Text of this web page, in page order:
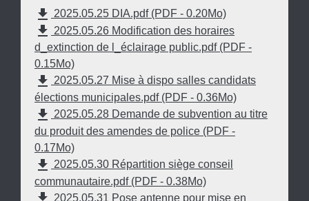
file_download 2025.05.25 DIA.pdf (PDF - 0.20Mo)
file_download 2025.05.26 Modification des horaires
d_extinction de l_éclairage public.pdf (PDF -
0.15Mo)
file_download 2025.05.27 Mise à dispo salles candidats
élections municipales.pdf (PDF - 0.36Mo)
file_download 2025.05.28 Demande de subvention au titre
du produit des amendes de police (PDF -
0.17Mo)
file_download 2025.05.30 Répartition siège conseil
communautaire.pdf (PDF - 0.38Mo)
2025.05.31 Pose antenne pour mise en